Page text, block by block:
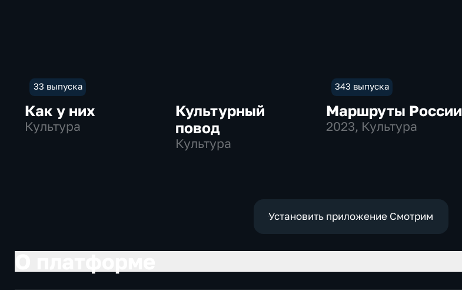
33 выпуска
Как у них
Культура
Культурный
повод
Культура
343 выпуска
Маршруты России
2023, Культура
Установить приложение Смотрим